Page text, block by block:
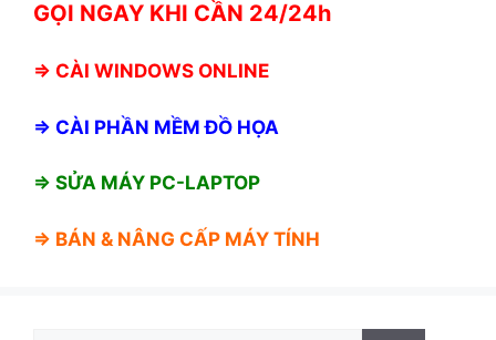
GỌI NGAY KHI CẦN 24/24h
⇒ CÀI WINDOWS ONLINE
⇒ CÀI PHẦN MỀM ĐỒ HỌA
⇒ SỬA MÁY PC-LAPTOP
⇒ BÁN & NÂNG CẤP MÁY TÍNH